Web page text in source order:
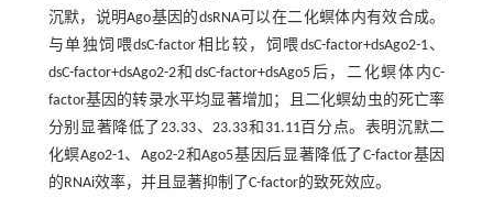
沉默，说明Ago基因的dsRNA可以在二化螟体内有效合成。
与单独饲喂dsC-factor相比较，饲喂dsC-factor+dsAgo2-1、
dsC-factor+dsAgo2-2和dsC-factor+dsAgo5后，二化螟体内C-
factor基因的转录水平均显著增加；且二化螟幼虫的死亡率
分别显著降低了23.33、23.33和31.11百分点。表明沉默二
化螟Ago2-1、Ago2-2和Ago5基因后显著降低了C-factor基因
的RNAi效率，并且显著抑制了C-factor的致死效应。